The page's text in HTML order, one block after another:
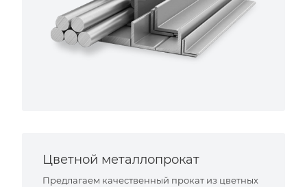
Цветной металлопрокат
Предлагаем качественный прокат из цветных